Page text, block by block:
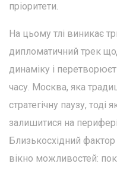
пріоритети.
На цьому тлі виникає
дипломатичний трек
динаміку і
часу. Москва, яка
стратегічну паузу, тоді
залишитися на
Близькосхідний
вікно можливостей: